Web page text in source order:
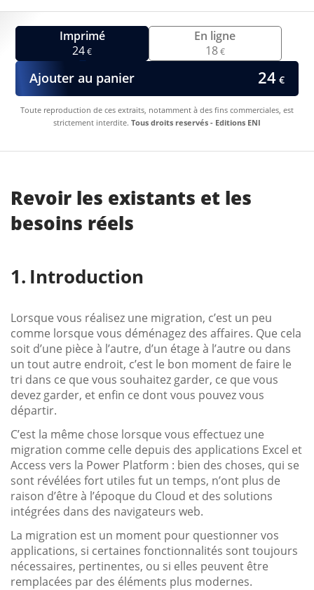
Imprimé
24€
En ligne
18€
Ajouter au panier 24€
Toute reproduction de ces extraits, notamment à des fins commerciales, est
strictement interdite. Tous droits reservés - Editions ENI
Revoir les existants et les
besoins réels
Introduction
Lorsque vous réalisez une migration, c’est un peu
comme lorsque vous déménagez des affaires. Que cela
soit d’une pièce à l’autre, d’un étage à l’autre ou dans
un tout autre endroit, c’est le bon moment de faire le
tri dans ce que vous souhaitez garder, ce que vous
devez garder, et enfin ce dont vous pouvez vous
départir.
C’est la même chose lorsque vous effectuez une
migration comme celle depuis des applications Excel et
Access vers la Power Platform : bien des choses, qui se
sont révélées fort utiles fut un temps, n’ont plus de
raison d’être à l’époque du Cloud et des solutions
intégrées dans des navigateurs web.
La migration est un moment pour questionner vos
applications, si certaines fonctionnalités sont toujours
nécessaires, pertinentes, ou si elles peuvent être
remplacées par des éléments plus modernes.